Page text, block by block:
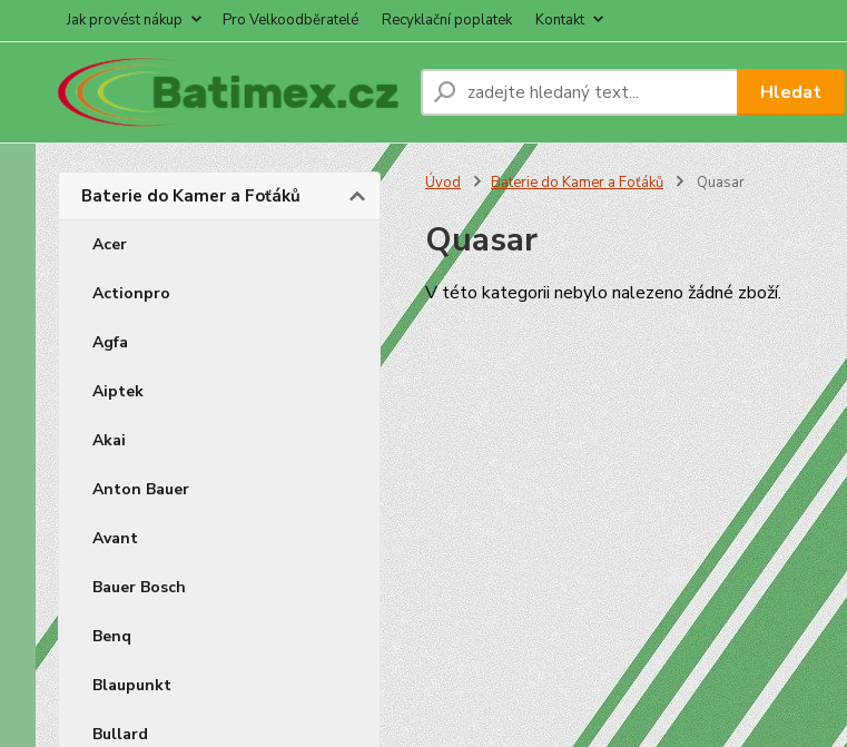
Jak provést nákup Pro Velkoodběratelé Recyklační poplatek Kontakt
Hledat
Baterie do Kamer a Foťáků
Acer
Actionpro
Agfa
Aiptek
Akai
Anton Bauer
Avant
Bauer Bosch
Benq
Blaupunkt
Bullard
Úvod Baterie do Kamer a Foťáků Quasar
Quasar
V této kategorii nebylo nalezeno žádné zboží.